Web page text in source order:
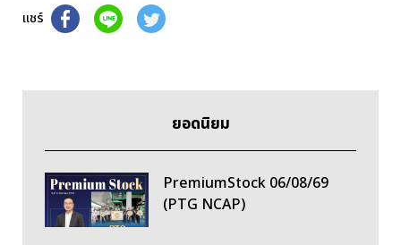
แชร์
ยอดนิยม
PremiumStock 06/08/69
(PTG NCAP)